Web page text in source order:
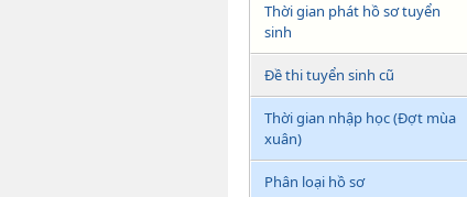
Thời gian phát hồ sơ tuyển
sinh
Đề thi tuyển sinh cũ
Thời gian nhập học (Đợt mùa
xuân)
Phân loại hồ sơ